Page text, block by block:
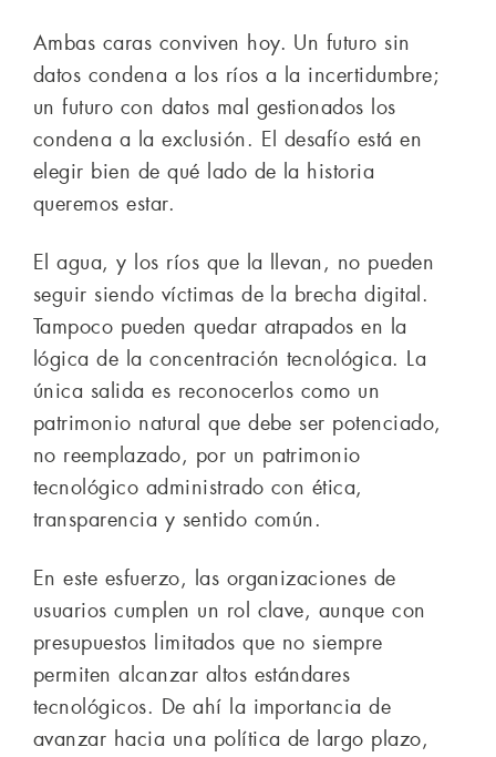
Ambas caras conviven hoy. Un futuro sin
datos condena a los ríos a la incertidumbre;
un futuro con datos mal gestionados los
condena a la exclusión. El desafío está en
elegir bien de qué lado de la historia
queremos estar.
El agua, y los ríos que la llevan, no pueden
seguir siendo víctimas de la brecha digital.
Tampoco pueden quedar atrapados en la
lógica de la concentración tecnológica. La
única salida es reconocerlos como un
patrimonio natural que debe ser potenciado,
no reemplazado, por un patrimonio
tecnológico administrado con ética,
transparencia y sentido común.
En este esfuerzo, las organizaciones de
usuarios cumplen un rol clave, aunque con
presupuestos limitados que no siempre
permiten alcanzar altos estándares
tecnológicos. De ahí la importancia de
avanzar hacia una política de largo plazo,